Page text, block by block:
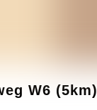
W6 (5km)